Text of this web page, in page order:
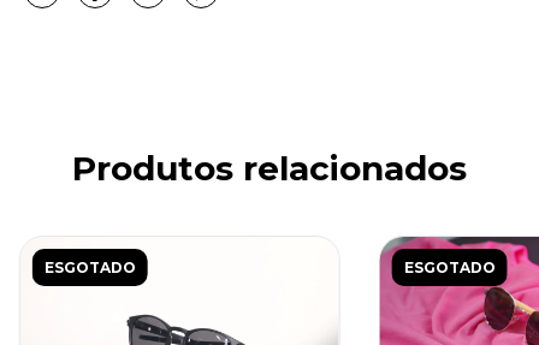
Produtos relacionados
ESGOTADO ESGOTADO